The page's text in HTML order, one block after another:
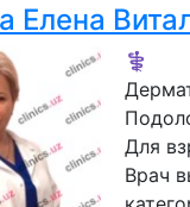
Елена
⚕️
Для
Врач